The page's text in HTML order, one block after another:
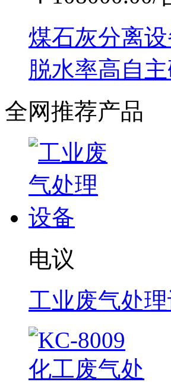
煤石灰分离
脱水率高自
全网推荐产品
电议
工业废气处